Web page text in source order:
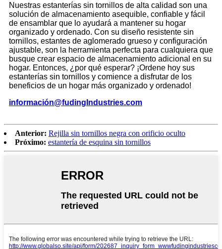
Nuestras estanterías sin tornillos de alta calidad son una
solución de almacenamiento asequible, confiable y fácil
de ensamblar que lo ayudará a mantener su hogar
organizado y ordenado. Con su diseño resistente sin
tornillos, estantes de aglomerado grueso y configuración
ajustable, son la herramienta perfecta para cualquiera que
busque crear espacio de almacenamiento adicional en su
hogar. Entonces, ¿por qué esperar? ¡Ordene hoy sus
estanterías sin tornillos y comience a disfrutar de los
beneficios de un hogar más organizado y ordenado!
información@fudingIndustries.com
Anterior: Rejilla sin tornillos negra con orificio oculto
Próximo: estantería de esquina sin tornillos